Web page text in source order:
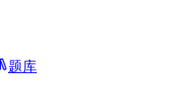
题库